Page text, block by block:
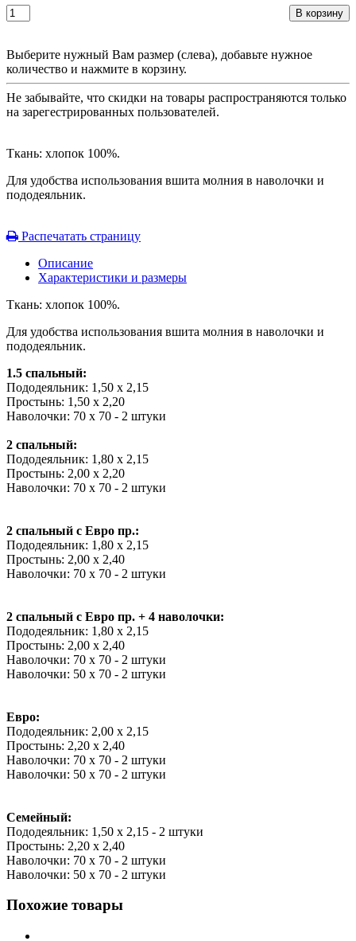
Выберите нужный Вам размер (слева), добавьте нужное
количество и нажмите в корзину.
Не забывайте, что скидки на товары распространяются только
на зарегестрированных пользователей.
Ткань: хлопок 100%.
Для удобства использования вшита молния в наволочки и
пододеяльник.
Распечатать страницу
Описание
Характеристики и размеры
Ткань: хлопок 100%.
Для удобства использования вшита молния в наволочки и
пододеяльник.
1.5 спальный:
Пододеяльник: 1,50 х 2,15
Простынь: 1,50 х 2,20
Наволочки: 70 х 70 - 2 штуки
2 спальный:
Пододеяльник: 1,80 х 2,15
Простынь: 2,00 х 2,20
Наволочки: 70 х 70 - 2 штуки
2 спальный с Евро пр.:
Пододеяльник: 1,80 х 2,15
Простынь: 2,00 х 2,40
Наволочки: 70 х 70 - 2 штуки
2 спальный с Евро пр. + 4 наволочки:
Пододеяльник: 1,80 х 2,15
Простынь: 2,00 х 2,40
Наволочки: 70 х 70 - 2 штуки
Наволочки: 50 х 70 - 2 штуки
Евро:
Пододеяльник: 2,00 х 2,15
Простынь: 2,20 х 2,40
Наволочки: 70 х 70 - 2 штуки
Наволочки: 50 х 70 - 2 штуки
Семейный:
Пододеяльник: 1,50 х 2,15 - 2 штуки
Простынь: 2,20 х 2,40
Наволочки: 70 х 70 - 2 штуки
Наволочки: 50 х 70 - 2 штуки
Похожие товары